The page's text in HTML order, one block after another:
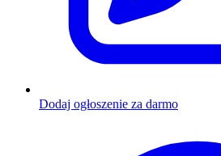
Dodaj ogłoszenie za darmo